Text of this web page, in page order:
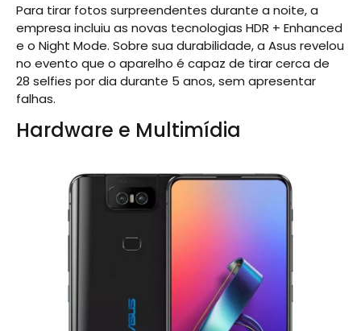
Para tirar fotos surpreendentes durante a noite, a
empresa incluiu as novas tecnologias HDR + Enhanced
e o Night Mode. Sobre sua durabilidade, a Asus revelou
no evento que o aparelho é capaz de tirar cerca de
28 selfies por dia durante 5 anos, sem apresentar
falhas.
Hardware e Multimídia